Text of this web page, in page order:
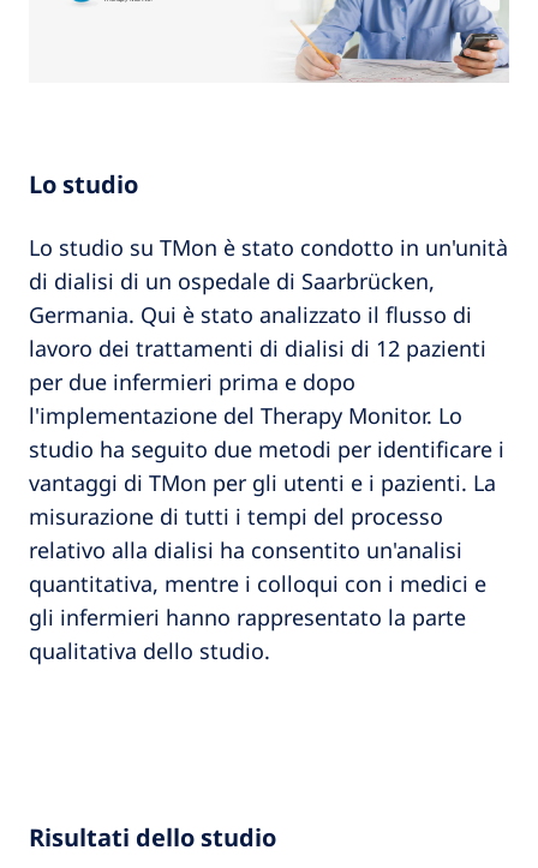
Lo studio
Lo studio su TMon è stato condotto in un'unità
di dialisi di un ospedale di Saarbrücken,
Germania. Qui è stato analizzato il flusso di
lavoro dei trattamenti di dialisi di 12 pazienti
per due infermieri prima e dopo
l'implementazione del Therapy Monitor. Lo
studio ha seguito due metodi per identificare i
vantaggi di TMon per gli utenti e i pazienti. La
misurazione di tutti i tempi del processo
relativo alla dialisi ha consentito un'analisi
quantitativa, mentre i colloqui con i medici e
gli infermieri hanno rappresentato la parte
qualitativa dello studio.
Risultati dello studio